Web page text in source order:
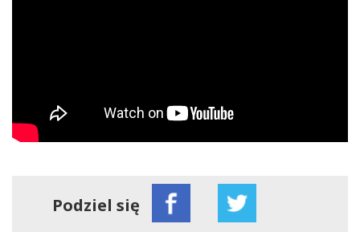
Podziel się